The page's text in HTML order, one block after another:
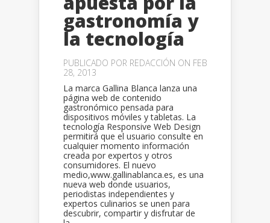
gastronomía y
la tecnología
PUBLICADO POR REDACCIÓN ON FEB
28, 2013
La marca Gallina Blanca lanza una
página web de contenido
gastronómico pensada para
dispositivos móviles y tabletas. La
tecnología Responsive Web Design
permitirá que el usuario consulte en
cualquier momento información
creada por expertos y otros
consumidores. El nuevo
medio,www.gallinablanca.es, es una
nueva web donde usuarios,
periodistas independientes y
expertos culinarios se unen para
descubrir, compartir y disfrutar de